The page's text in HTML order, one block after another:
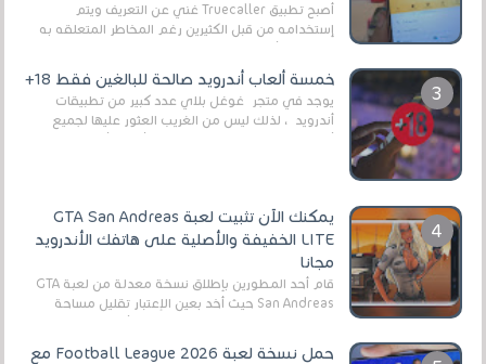
أصبح تطبيق Truecaller غني عن التعريف ويتم
إستخدامه من قبل الكثيرين رغم المخاطر المتعلقه به
خمسة ألعاب أندرويد صالحة للبالغين فقط 18+
يوجد في متجر غوغل بلاي عدد كبير من تطبيقات
أندرويد ، لذلك ليس من الغريب العثور عليها لجميع
يمكنك الآن تثبيت لعبة GTA San Andreas
LITE الخفيفة والأصلية على هاتفك الأندرويد
مجانا
قام أحد المطورين بإطلاق نسخة معدلة من لعبة GTA
San Andreas حيث أخد بعين الإعتبار تقليل مساحة
حمل نسخة لعبة Football League 2026 مع